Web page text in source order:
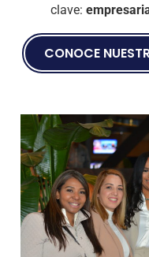
clave:
CONOCE